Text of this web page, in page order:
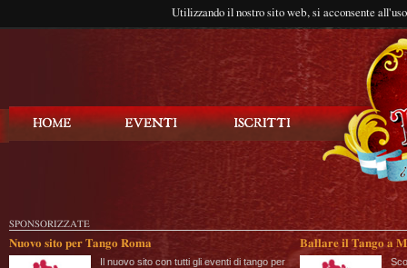
Utilizzando il nostro sito web, si acconsente
SPONSORIZZATE
Nuovo sito per Tango Roma
Il nuovo sito con tutti gli eventi di tango per
Ballare il Tango a